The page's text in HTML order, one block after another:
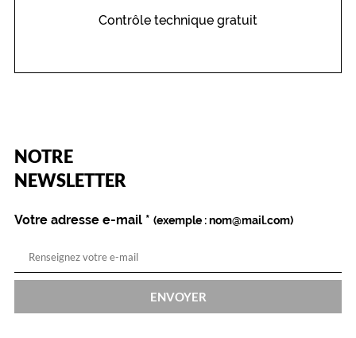
Contrôle technique gratuit
NOTRE
NEWSLETTER
Name
Votre adresse e-mail *
(Ce
champ
est
obligatoire)
(exemple : nom@mail.com)
ENVOYER